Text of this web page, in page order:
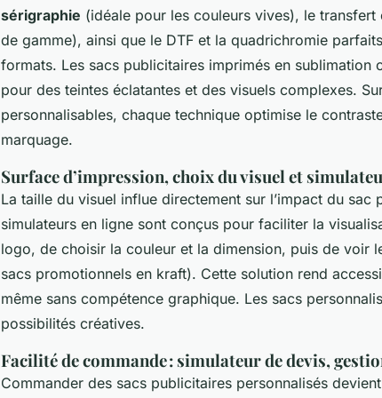
sérigraphie (idéale pour les couleurs vives), le
de gamme), ainsi que le DTF et la quadrichromie
formats. Les sacs publicitaires imprimés en sublimation
pour des teintes éclatantes et des visuels complexes.
personnalisables, chaque technique optimise le
marquage.
Surface d’impression, choix du visuel et
La taille du visuel influe directement sur l’impact du
simulateurs en ligne sont conçus pour faciliter la
logo, de choisir la couleur et la dimension, puis de voir
sacs promotionnels en kraft). Cette solution rend
même sans compétence graphique. Les sacs
possibilités créatives.
Facilité de commande : simulateur de devis,
Commander des sacs publicitaires personnalisés